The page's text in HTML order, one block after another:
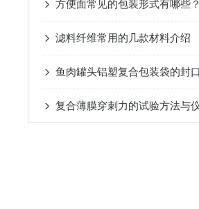
方便面常见的包装形式有哪些？
滤料纤维常用的几款材料介绍